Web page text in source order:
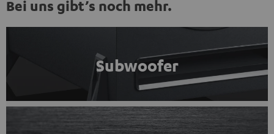
Bei uns gibt’s noch mehr.
Subwoofer